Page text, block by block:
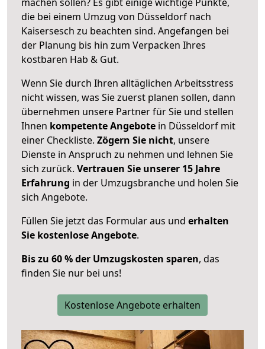
die bei einem Umzug von Düsseldorf nach
Kaisersesch zu beachten sind. Angefangen bei
der Planung bis hin zum Verpacken Ihres
kostbaren Hab & Gut.
Wenn Sie durch Ihren alltäglichen Arbeitsstress
nicht wissen, was Sie zuerst planen sollen, dann
übernehmen unsere Partner für Sie und stellen
Ihnen kompetente Angebote in Düsseldorf mit
einer Checkliste. Zögern Sie nicht, unsere
Dienste in Anspruch zu nehmen und lehnen Sie
sich zurück. Vertrauen Sie unserer 15 Jahre
Erfahrung in der Umzugsbranche und holen Sie
sich Angebote.
Füllen Sie jetzt das Formular aus und erhalten
Sie kostenlose Angebote.
Bis zu 60 % der Umzugskosten sparen, das
finden Sie nur bei uns!
Kostenlose Angebote erhalten